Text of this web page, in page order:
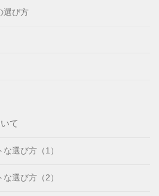
選び方
て
選び方（1）
選び方（2）